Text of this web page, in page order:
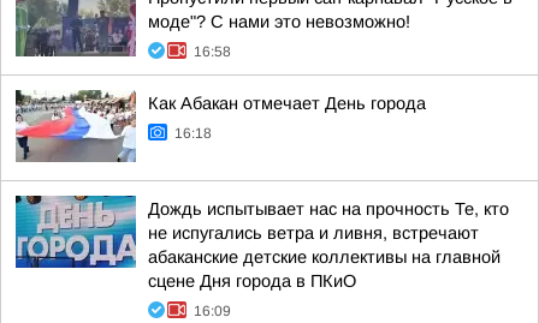
моде"? С нами это невозможно!
16:58
Как Абакан отмечает День города
16:18
Дождь испытывает нас на прочность Те, кто
не испугались ветра и ливня, встречают
абаканские детские коллективы на главной
сцене Дня города в ПКиО
16:09